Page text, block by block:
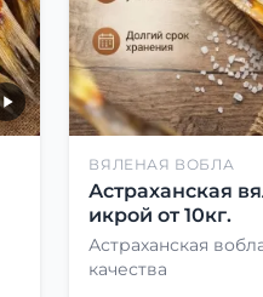
ВЯЛЕНАЯ ВОБЛА
Астраханская
икрой от 10кг.
Астраханская
качества